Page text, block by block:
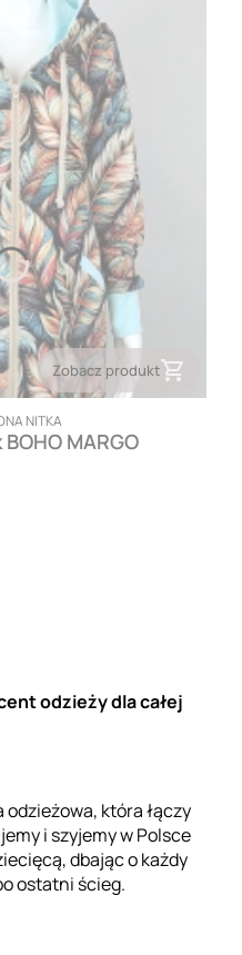
Zobacz produkt
NITKA
odzieży dla całej
odzieżowa, która łączy
i szyjemy w Polsce
dbając o każdy
ostatni ścieg.